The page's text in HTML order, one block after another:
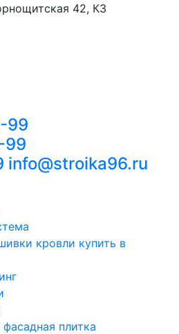
42, К3
99
99
info@stroika96.ru
кровли купить в
плитка